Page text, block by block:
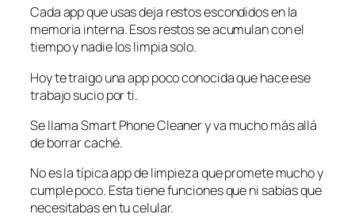
Cada app que usas deja restos escondidos en la
memoria interna. Esos restos se acumulan con el
tiempo y nadie los limpia solo.
Hoy te traigo una app poco conocida que hace ese
trabajo sucio por ti.
Se llama Smart Phone Cleaner y va mucho más allá
de borrar caché.
No es la típica app de limpieza que promete mucho y
cumple poco. Esta tiene funciones que ni sabías que
necesitabas en tu celular.